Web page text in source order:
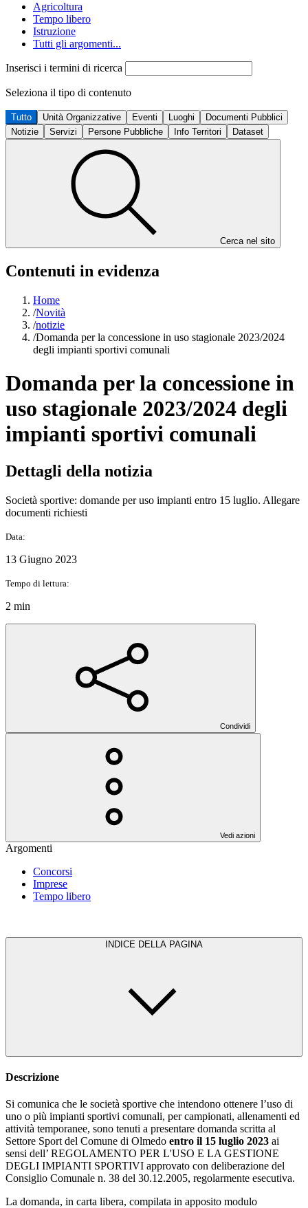
Agricoltura
Tempo libero
Istruzione
Tutti gli argomenti...
Inserisci i termini di ricerca
Seleziona il tipo di contenuto
Tutto Unità Organizzative Eventi Luoghi
Documenti Pubblici
Notizie
Servizi Persone Pubbliche Info Territori Dataset
Cerca nel sito
Contenuti in evidenza
Home
/Novità
/notizie
/Domanda per la concessione in uso stagionale 2023/2024
degli impianti sportivi comunali
Domanda per la concessione in
uso stagionale 2023/2024 degli
impianti sportivi comunali
Dettagli della notizia
Società sportive: domande per uso impianti entro 15 luglio. Allegare
documenti richiesti
Data:
13 Giugno 2023
Tempo di lettura:
2 min
Condividi
Vedi azioni
Argomenti
Concorsi
Imprese
Tempo libero
INDICE DELLA PAGINA
Descrizione
Si comunica che le società sportive che intendono ottenere l’uso di
uno o più impianti sportivi comunali, per campionati, allenamenti ed
attività temporanee, sono tenuti a presentare domanda scritta al
Settore Sport del Comune di Olmedo entro il 15 luglio 2023 ai
sensi dell’ REGOLAMENTO PER L'USO E LA GESTIONE
DEGLI IMPIANTI SPORTIVI approvato con deliberazione del
Consiglio Comunale n. 38 del 30.12.2005, regolarmente esecutiva.
La domanda, in carta libera, compilata in apposito modulo